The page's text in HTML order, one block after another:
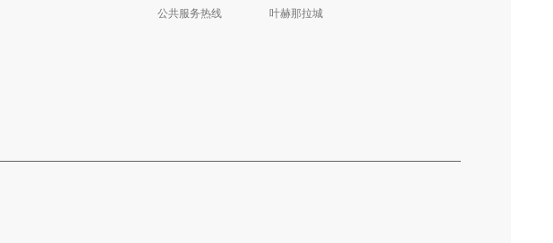
公共服务热线 叶赫那拉城